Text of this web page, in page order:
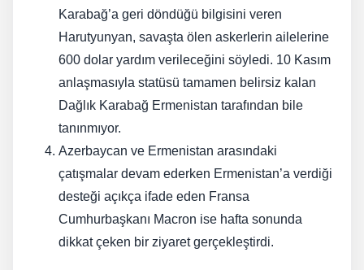
Karabağ’a geri döndüğü bilgisini veren
Harutyunyan, savaşta ölen askerlerin ailelerine
600 dolar yardım verileceğini söyledi. 10 Kasım
anlaşmasıyla statüsü tamamen belirsiz kalan
Dağlık Karabağ Ermenistan tarafından bile
tanınmıyor.
Azerbaycan ve Ermenistan arasındaki
çatışmalar devam ederken Ermenistan’a verdiği
desteği açıkça ifade eden Fransa
Cumhurbaşkanı Macron ise hafta sonunda
dikkat çeken bir ziyaret gerçekleştirdi.